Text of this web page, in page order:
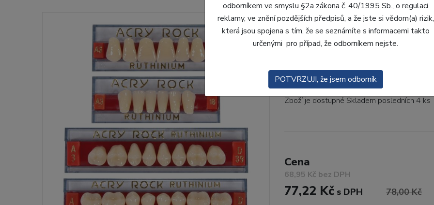
AcryRock distální D 8
• Dvouvrstvé velmi estetické pryskyřičné
zub.• Díky použití speciální pryskyřice
Kód produktu: 802182
Zboží je dostupné Skladem posledních 4 ks
Cena
68,95 Kč bez DPH
77,22 Kč s DPH 78,00 Kč
odborníkem ve smyslu §2a zákona č. 40/1995 Sb., o regulaci
reklamy, ve znění pozdějších předpisů, a že jste si vědom(a) rizik,
která jsou spojena s tím, že se seznámíte s informacemi takto
určenými pro případ, že odborníkem nejste.
POTVRZUJI, že jsem odborník